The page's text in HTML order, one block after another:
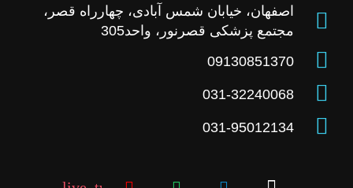
اصفهان، خیابان شمس آبادی، چهارراه قصر،
مجتمع پزشکی قصرنور، واحد305
09130851370
031-32240068
031-95012134